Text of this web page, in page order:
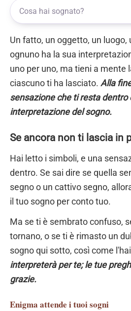
Un fatto, un oggetto, un luogo,
ognuno ha la sua
uno per uno, ma tieni a mente
ciascuno ti ha lasciato. Alla
sensazione che ti resta dentro
interpretazione del sogno.
Se ancora non ti lascia in
Hai letto i simboli, e una
dentro. Se sai dire se quella
segno o un cattivo segno,
il tuo sogno per conto tuo.
Ma se ti è sembrato confuso,
tornano, o se ti è rimasto un
sogno qui sotto, così come
interpreterà per te; le tue
grazie.
Enigma attende i tuoi sogni